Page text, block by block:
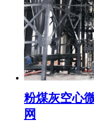
粉煤灰空心
网